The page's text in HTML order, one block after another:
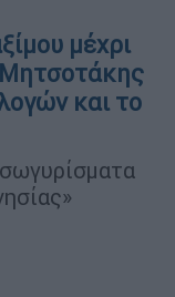
μέχρι
Μητσοτάκης
και το